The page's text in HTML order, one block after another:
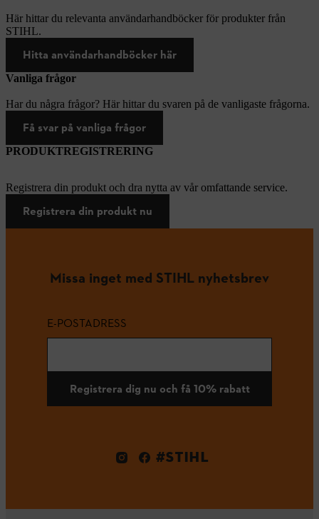
Här hittar du relevanta användarhandböcker för produkter från
STIHL.
Hitta användarhandböcker här
Vanliga frågor
Har du några frågor? Här hittar du svaren på de vanligaste frågorna.
Få svar på vanliga frågor
PRODUKTREGISTRERING
Registrera din produkt och dra nytta av vår omfattande service.
Registrera din produkt nu
Missa inget med STIHL nyhetsbrev
E-POSTADRESS
Registrera dig nu och få 10% rabatt
#STIHL